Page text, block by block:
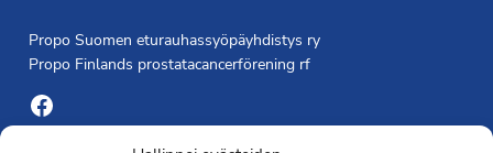
Propo Suomen eturauhassyöpäyhdistys ry
Propo Finlands prostatacancerförening rf
Facebook